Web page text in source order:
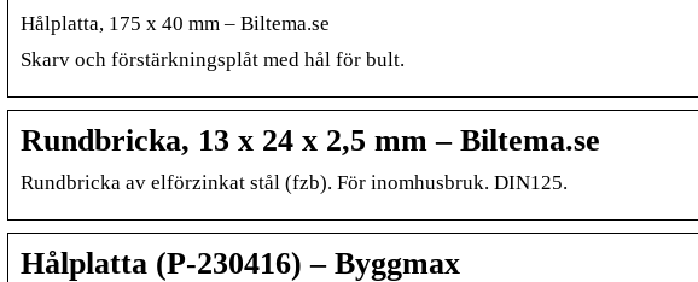
Hålplatta, 175 x 40 mm – Biltema.se
Skarv och förstärkningsplåt med hål för bult.
Rundbricka, 13 x 24 x 2,5 mm – Biltema.se
Rundbricka av elförzinkat stål (fzb). För inomhusbruk. DIN125.
Hålplatta (P-230416) – Byggmax